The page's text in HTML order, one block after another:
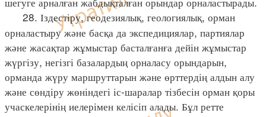
28. Іздестіру, геодезиялық, геологиялық, орман
орналастыру және басқа да экспедициялар, партиялар
және жасақтар жұмыстар басталғанға дейін жұмыстар
жүргізу, негізгі базалардың орналасу орындарын,
орманда жүру маршруттарын және өрттердің алдын алу
және сөндіру жөніндегі іс-шаралар тізбесін орман қоры
учаскелерінің иелерімен келісіп алады. Бұл ретте